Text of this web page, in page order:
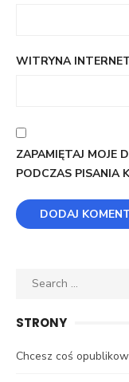
WITRYNA
ZAPAMIĘTAJ MOJE
PODCZAS PISANIA
Search
STRONY
Chcesz coś